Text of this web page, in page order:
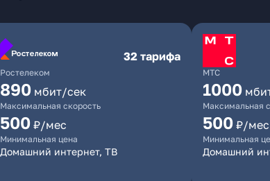
Ростелеком
32 тарифа
890 мбит/сек
Максимальная скорость
500 ₽/мес
Минимальная цена
Домашний интернет, ТВ
МТС
1000
Максимальная
500 ₽/мес
Минимальная
Домашний